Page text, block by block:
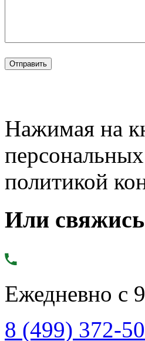
Нажимая на
политикой
Или
Ежедневно с
8 (499) 372-